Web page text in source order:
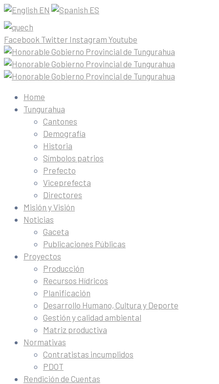
EN ES
Facebook Twitter Instagram Youtube
Home
Tungurahua
Cantones
Demografía
Historia
Símbolos patrios
Prefecto
Viceprefecta
Directores
Misión y Visión
Noticias
Gaceta
Publicaciones Públicas
Proyectos
Producción
Recursos Hídricos
Planificación
Desarrollo Humano, Cultura y Deporte
Gestión y calidad ambiental
Matriz productiva
Normativas
Contratistas incumplidos
PDOT
Rendición de Cuentas